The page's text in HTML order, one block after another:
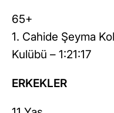
65+
1. Cahide Şeyma
Kulübü – 1:21:17
ERKEKLER